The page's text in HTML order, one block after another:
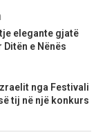
elegante gjatë
e Nënës
nga Festivali
tij në një konkurs